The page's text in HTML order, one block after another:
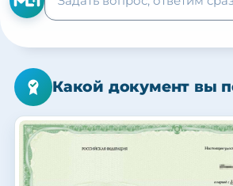
Какой документ вы